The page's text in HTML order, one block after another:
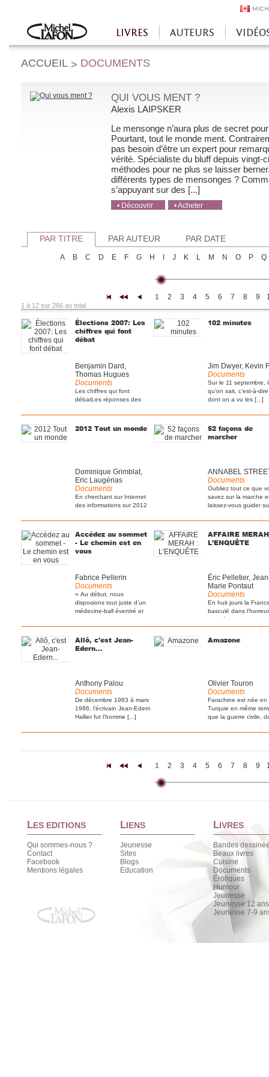
Accueil
LIVRES AUTEURS
ACCUEIL > DOCUMENTS
QUI VOUS MENT ?
Alexis LAIPSKER
Le mensonge n’aura plus de secret
Pourtant, tout le monde ment.
pas besoin d’être un expert pour
vérité. Spécialiste du bluff depuis
méthodes pour ne plus se laisser
différents types de mensonges ?
s’appuyant sur des [...]
• Découvrir
• Acheter
PAR TITRE PAR AUTEUR PAR DATE
A B C D E F G H J K L M N O P Q
1 2 3 4 5 6 7 8 9
1 à 12 sur 266 au total
Élections 2007: Les
chiffres qui font
débat
Benjamin Dard,
Thomas Hugues
Documents
Les chiffres qui font
débatLes réponses des
smicards de [...]
102 minutes
Jim Dwyer, Kevin
Documents
Sur le 11 septembre,
qu’on sait, c’est-à-
dont on a vu les [...]
2012 Tout un monde
Dominique Grimblat,
Eric Laugérias
Documents
En cherchant sur Internet
des informations sur 2012
52 façons de
marcher
ANNABEL
Documents
Oubliez tout ce que
savez sur la marche
laissez-vous guider
Accédez au sommet
- Le chemin est en
vous
Fabrice Pellerin
Documents
« Au début, nous
disposions tout juste d’un
médecine-ball éventré et
AFFAIRE
L’ENQUÊTE
Éric Pelletier,
Marie Pontaut
Documents
En huit jours la
basculé dans
trois légionnaires [...]
Allô, c'est Jean-
Edern...
Anthony Palou
Documents
De décembre 1983 à mars
1986, l’écrivain Jean-Edern
Hallier fut l’homme [...]
Amazone
Olivier Touron
Documents
Farachine est née en
Turquie en même
que la guerre civile,
1 2 3 4 5 6 7 8 9
LES EDITIONS
Qui sommes-nous ?
Contact
Facebook
Mentions légales
LIENS
Jeunesse
Sites
Blogs
Education
LIVRES
Bandes
Beaux livres
Cuisine
Documents
Érotiques
Humour
Jeunesse
Jeunesse 12
Jeunesse 7-9